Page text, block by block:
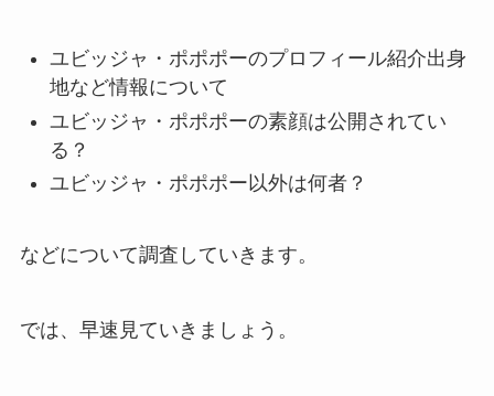
ユビッジャ・ポポポーのプロフィール紹介出身
地など情報について
ユビッジャ・ポポポーの素顔は公開されてい
る？
ユビッジャ・ポポポー以外は何者？
などについて調査していきます。
では、早速見ていきましょう。